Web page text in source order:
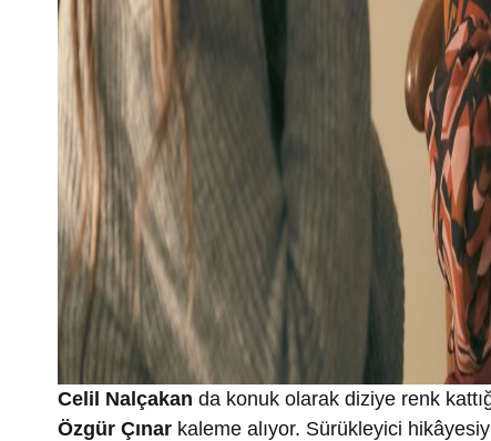
Celil Nalçakan da konuk olarak diziye renk
Özgür Çınar kaleme alıyor. Sürükleyici